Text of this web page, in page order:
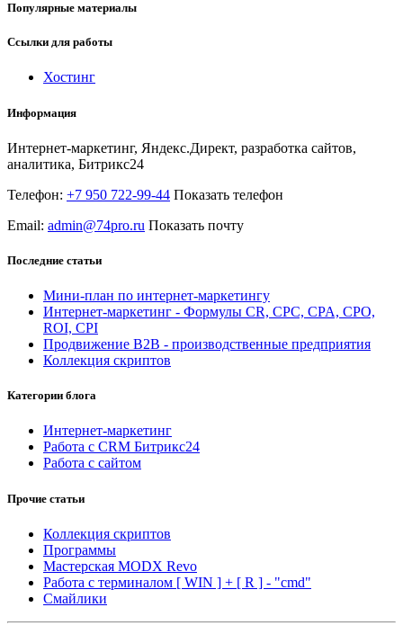
Популярные материалы
Ссылки для работы
Хостинг
Информация
Интернет-маркетинг, Яндекс.Директ, разработка сайтов,
аналитика, Битрикс24
Телефон: +7 950 722-99-44 Показать телефон
Email: admin@74pro.ru Показать почту
Последние статьи
Мини-план по интернет-маркетингу
Интернет-маркетинг - Формулы CR, CPC, CPA, CPO,
ROI, CPI
Продвижение B2B - производственные предприятия
Коллекция скриптов
Категории блога
Интернет-маркетинг
Работа с CRM Битрикс24
Работа с сайтом
Прочие статьи
Коллекция скриптов
Программы
Мастерская MODX Revo
Работа с терминалом [ WIN ] + [ R ] - "cmd"
Смайлики